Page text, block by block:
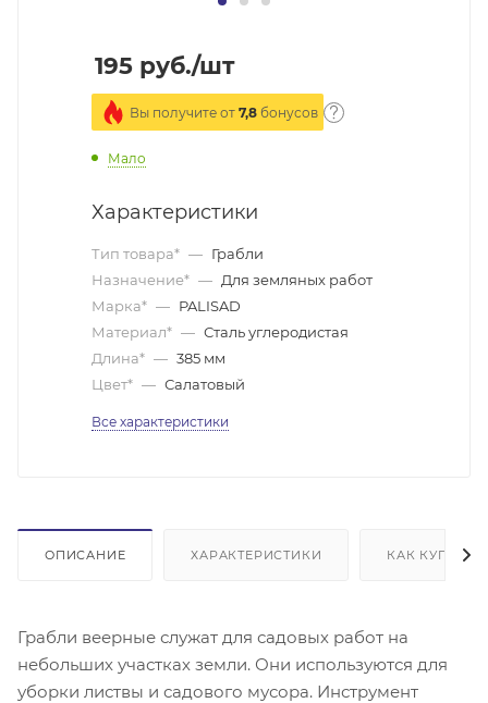
195 руб./шт
Вы получите от 7,8 бонусов
Мало
Характеристики
Тип товара* — Грабли
Назначение* — Для земляных работ
Марка* — PALISAD
Материал* — Сталь углеродистая
Длина* — 385 мм
Цвет* — Салатовый
Все характеристики
ОПИСАНИЕ ХАРАКТЕРИСТИКИ КАК КУПИТЬ
Грабли веерные служат для садовых работ на
небольших участках земли. Они используются для
уборки листвы и садового мусора. Инструмент